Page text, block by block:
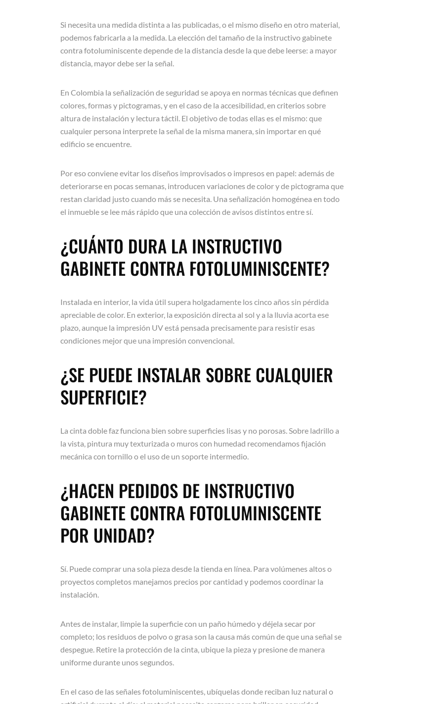
Si necesita una medida distinta a las publicadas, o el mismo diseño en otro material,
podemos fabricarla a la medida. La elección del tamaño de la instructivo gabinete
contra fotoluminiscente depende de la distancia desde la que debe leerse: a mayor
distancia, mayor debe ser la señal.
En Colombia la señalización de seguridad se apoya en normas técnicas que definen
colores, formas y pictogramas, y en el caso de la accesibilidad, en criterios sobre
altura de instalación y lectura táctil. El objetivo de todas ellas es el mismo: que
cualquier persona interprete la señal de la misma manera, sin importar en qué
edificio se encuentre.
Por eso conviene evitar los diseños improvisados o impresos en papel: además de
deteriorarse en pocas semanas, introducen variaciones de color y de pictograma que
restan claridad justo cuando más se necesita. Una señalización homogénea en todo
el inmueble se lee más rápido que una colección de avisos distintos entre sí.
¿CUÁNTO DURA LA INSTRUCTIVO
GABINETE CONTRA FOTOLUMINISCENTE?
Instalada en interior, la vida útil supera holgadamente los cinco años sin pérdida
apreciable de color. En exterior, la exposición directa al sol y a la lluvia acorta ese
plazo, aunque la impresión UV está pensada precisamente para resistir esas
condiciones mejor que una impresión convencional.
¿SE PUEDE INSTALAR SOBRE CUALQUIER
SUPERFICIE?
La cinta doble faz funciona bien sobre superficies lisas y no porosas. Sobre ladrillo a
la vista, pintura muy texturizada o muros con humedad recomendamos fijación
mecánica con tornillo o el uso de un soporte intermedio.
¿HACEN PEDIDOS DE INSTRUCTIVO
GABINETE CONTRA FOTOLUMINISCENTE
POR UNIDAD?
Sí. Puede comprar una sola pieza desde la tienda en línea. Para volúmenes altos o
proyectos completos manejamos precios por cantidad y podemos coordinar la
instalación.
Antes de instalar, limpie la superficie con un paño húmedo y déjela secar por
completo; los residuos de polvo o grasa son la causa más común de que una señal se
despegue. Retire la protección de la cinta, ubique la pieza y presione de manera
uniforme durante unos segundos.
En el caso de las señales fotoluminiscentes, ubíquelas donde reciban luz natural o